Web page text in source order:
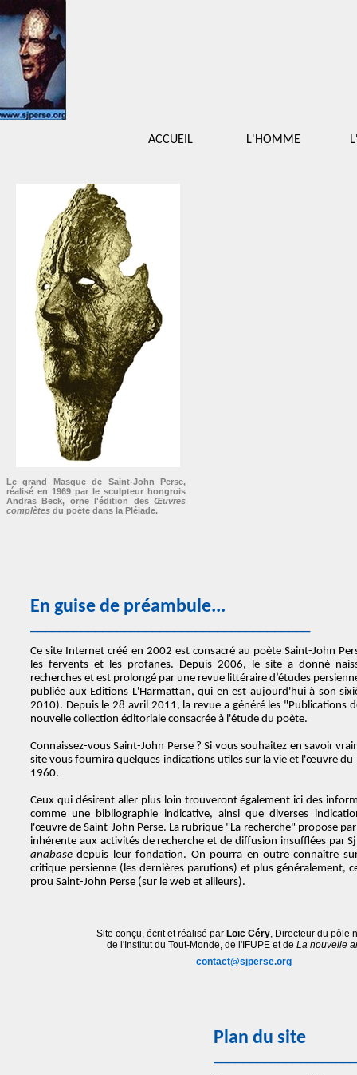
Le grand Masque de Saint-John Perse,
réalisé en 1969 par le sculpteur hongrois
Andras Beck, orne l'édition des Œuvres
complètes du poète dans la Pléiade.
Ce site Internet créé en 2002 est consacré au poète Saint-John
les fervents et les profanes. Depuis 2006, le site a donné
recherches et est prolongé par une revue littéraire d’études
publiée aux Editions L'Harmattan, qui en est aujourd'hui à son
2010). Depuis le 28 avril 2011, la revue a généré les "Publications
nouvelle collection éditoriale consacrée à l'étude du poète.
Connaissez-vous Saint-John Perse ? Si vous souhaitez en savoir
site vous fournira quelques indications utiles sur la vie et l'œuvre du
1960.
Ceux qui désirent aller plus loin trouveront également ici des
comme une bibliographie indicative, ainsi que diverses
l'œuvre de Saint-John Perse. La rubrique "La recherche" propose
inhérente aux activités de recherche et de diffusion insufflées par
anabase depuis leur fondation. On pourra en outre connaître
critique persienne (les dernières parutions) et plus généralement,
prou Saint-John Perse (sur le web et ailleurs).
En guise de préambule...
Plan du site
Site conçu, écrit et réalisé par Loïc Céry, Directeur du pôle
de l'Institut du Tout-Monde, de l'IFUPE et de La nouvelle
contact@sjperse.org
ACCUEIL L'HOMME